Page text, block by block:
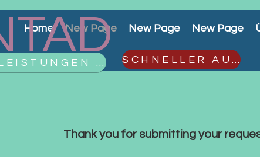
Home New Page New Page New Page
DIENSTLEISTUNGEN ANFORDERN SCHNELLER AUSGANG
Thank you for submitting your